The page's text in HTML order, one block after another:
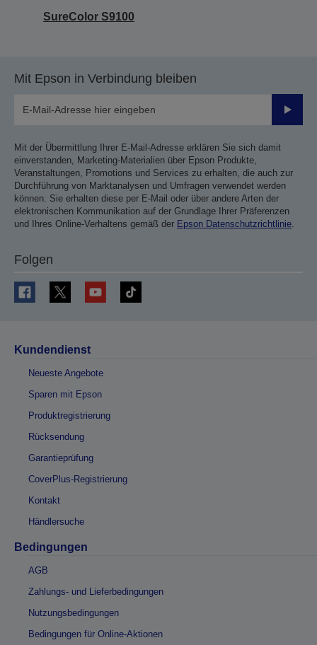
SureColor S9100
Mit Epson in Verbindung bleiben
Mit der Übermittlung Ihrer E-Mail-Adresse erklären Sie sich damit
einverstanden, Marketing-Materialien über Epson Produkte,
Veranstaltungen, Promotions und Services zu erhalten, die auch zur
Durchführung von Marktanalysen und Umfragen verwendet werden
können. Sie erhalten diese per E-Mail oder über andere Arten der
elektronischen Kommunikation auf der Grundlage Ihrer Präferenzen
und Ihres Online-Verhaltens gemäß der Epson Datenschutzrichtlinie
Folgen
Kundendienst
Neueste Angebote
Sparen mit Epson
Produktregistrierung
Rücksendung
Garantieprüfung
CoverPlus-Registrierung
Kontakt
Händlersuche
Bedingungen
AGB
Zahlungs- und Lieferbedingungen
Nutzungsbedingungen
Bedingungen für Online-Aktionen